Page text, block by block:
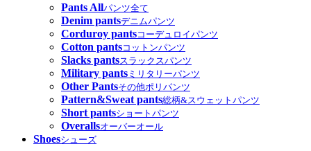
Pants Allパンツ全て
Denim pantsデニムパンツ
Corduroy pantsコーデュロイパンツ
Cotton pantsコットンパンツ
Slacks pantsスラックスパンツ
Military pants ミリタリーパンツ
Other Pantsその他ポリパンツ
Pattern&Sweat pants総柄&スウェットパンツ
Short pantsショートパンツ
Overallsオーバーオール
Shoesシューズ